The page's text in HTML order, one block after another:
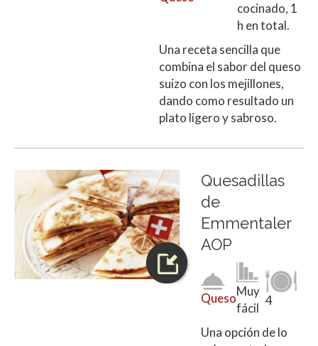
cocinado, 1
h en total.
Una receta sencilla que
combina el sabor del queso
suizo con los mejillones,
dando como resultado un
plato ligero y sabroso.
Quesadillas
de
Emmentaler
AOP
QuesoMuy
fácil
4
Una opción de lo